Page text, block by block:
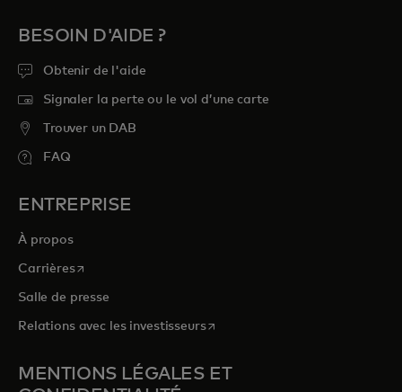
BESOIN D'AIDE ?
Obtenir de l'aide
Signaler la perte ou le vol d’une carte
Trouver un DAB
FAQ
ENTREPRISE
À propos
Carrièress’ouvre dans un nouvel onglet
Salle de presse
Relations avec les investisseurss’ouvre dans un nouvel onglet
MENTIONS LÉGALES ET